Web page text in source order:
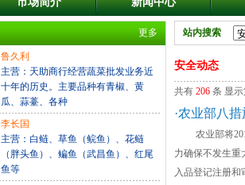
更多
鲁久利
主营：天助商行经营蔬菜批发业务近
十年的历史。主要品种有青椒、黄
瓜、蒜薹、各种
李长国
主营：白鲢、草鱼（鲩鱼）、花鲢
（胖头鱼）、鳊鱼（武昌鱼）、红尾
鱼等
站内搜索
安全动态
共有 206 条 显
·农业部八
农业部将2014
力确保不发生
入品登记注册